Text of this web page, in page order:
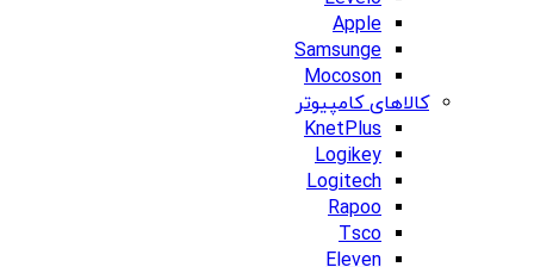
Apple
Samsunge
Mocoson
کالاهای کامپیوتر
KnetPlus
Logikey
Logitech
Rapoo
Tsco
Eleven